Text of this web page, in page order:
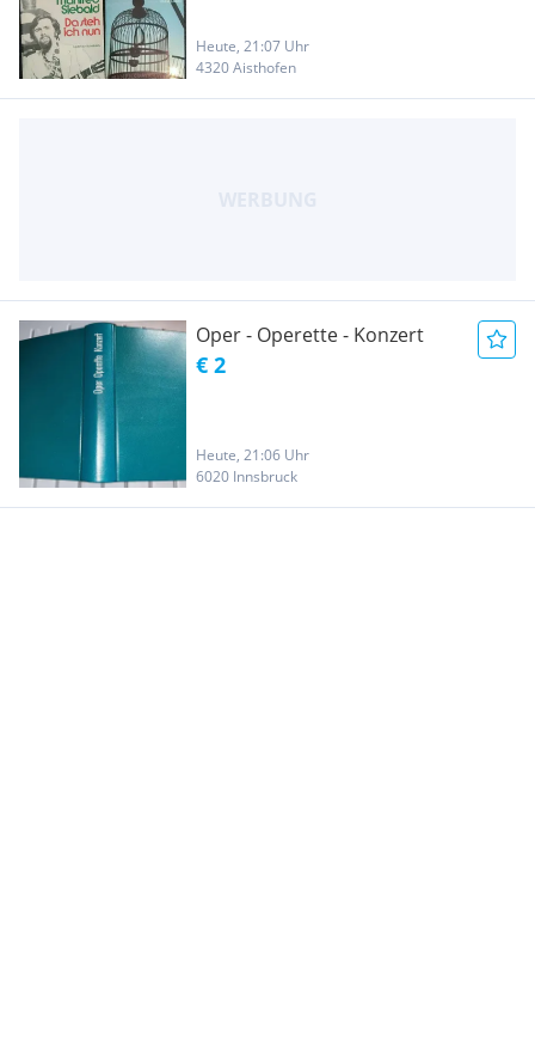
Heute, 21:07 Uhr
4320 Aisthofen
Oper - Operette - Konzert
€ 2
Heute, 21:06 Uhr
6020 Innsbruck